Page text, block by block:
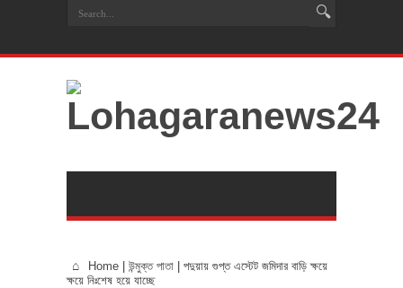
Home উন্মুক্ত পাতা
পদুয়ায় গুপ্ত এস্টেট জমিদার বাড়ি ক্ষয়ে
ক্ষয়ে নিঃশেষ হয়ে যাচ্ছে